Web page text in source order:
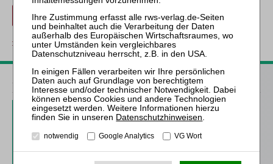
Beitrag für 21,90 € inkl. 7 % MwSt. kaufen
zurück
ZfIR – Zeitschrift für Immobilienrecht
3 Ausgaben als kostenfreies Probe-Abo
inkl. 14 Tage kostenfreie ZfIR-
online-Nutzung
Probe-Abo bestellen
Datenschutzhinweisen
notwendig Google Analytics VG Wort